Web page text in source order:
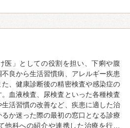
医」としての役割を担い、下痢や腹
良から生活習慣病、アレルギー疾患
、健康診断後の精密検査や感染症の
血液検査、尿検査といった各種検査
活習慣の改善など、疾患に適した治
か迷った際の最初の窓口となる診療
他科への紹介や連携した治療を行…